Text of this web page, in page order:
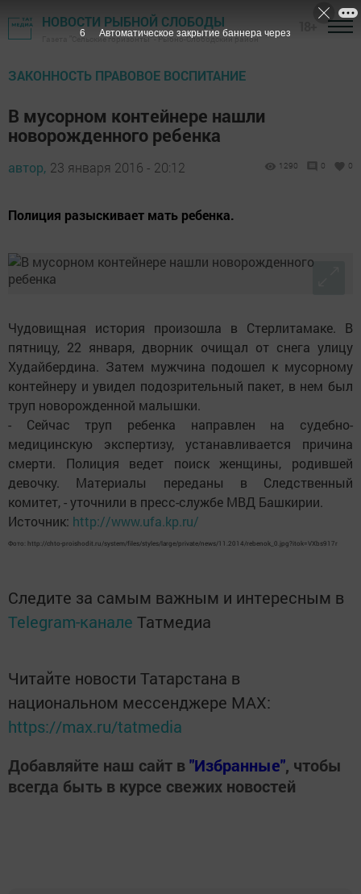
НОВОСТИ РЫБНОЙ СЛОБОДЫ
Газета "Сельские горизонты" - Рыбно-Слободский район
ЗАКОННОСТЬ ПРАВОВОЕ ВОСПИТАНИЕ
В мусорном контейнере нашли
новорожденного ребенка
автор, 23 января 2016 - 20:12 1290 0 0
Полиция разыскивает мать ребенка.
Чудовищная история произошла в Стерлитамаке. В
пятницу, 22 января, дворник очищал от снега улицу
Худайбердина. Затем мужчина подошел к мусорному
контейнеру и увидел подозрительный пакет, в нем был
труп новорожденной малышки.
- Сейчас труп ребенка направлен на судебно-
медицинскую экспертизу, устанавливается причина
смерти. Полиция ведет поиск женщины, родившей
девочку. Материалы переданы в Следственный
комитет, - уточнили в пресс-службе МВД Башкирии.
Источник: http://www.ufa.kp.ru/
Фото: http://chto-proishodit.ru/system/files/styles/large/private/news/11.2014/rebenok_0.jpg?itok=VXbs917r
Следите за самым важным и интересным в
Telegram-канале Татмедиа
Читайте новости Татарстана в
национальном мессенджере MАХ:
https://max.ru/tatmedia
Добавляйте наш сайт в"Избранные", чтобы
всегда быть в курсе свежих новостей
5 Автоматическое закрытие баннера через